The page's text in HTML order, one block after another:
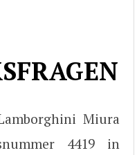
Miura
4419 in